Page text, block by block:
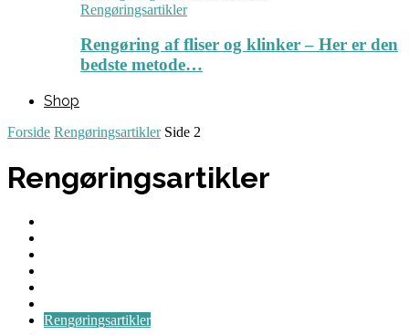
Rengøringsartikler
Rengøring af fliser og klinker – Her er den
bedste metode…
Shop
Forside Rengøringsartikler Side 2
Rengøringsartikler
Rengøringsartikler